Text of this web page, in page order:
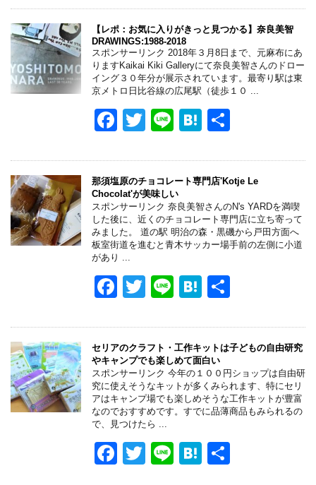
c
e
b
o
o
k
tt
er
e
e
n
a
【レポ：お気に入りがきっと見つかる】奈良美智
DRAWINGS:1988-2018
スポンサーリンク 2018年３月8日まで、元麻布にあ
りますKaikai Kiki Galleryにて奈良美智さんのドロー
イング３０年分が展示されています。最寄り駅は東
京メトロ日比谷線の広尾駅（徒歩１０ ...
F
c
e
b
o
o
k
T
tt
er
Li
e
H
e
n
a
那須塩原のチョコレート専門店'Kotje Le
Chocolat'が美味しい
スポンサーリンク 奈良美智さんのN's YARDを満喫
した後に、近くのチョコレート専門店に立ち寄って
みました。 道の駅 明治の森・黒磯から戸田方面へ
板室街道を進むと青木サッカー場手前の左側に小道
があり ...
F
c
e
b
o
o
k
T
tt
er
Li
e
H
e
n
a
セリアのクラフト・工作キットは子どもの自由研究
やキャンプでも楽しめて面白い
スポンサーリンク 今年の１００円ショップは自由研
究に使えそうなキットが多くみられます、特にセリ
アはキャンプ場でも楽しめそうな工作キットが豊富
なのでおすすめです。すでに品薄商品もみられるの
で、見つけたら ...
F
T
Li
H